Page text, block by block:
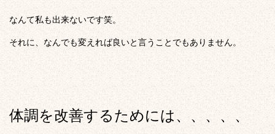
なんて私も出来ないです笑。
それに、なんでも変えれば良いと言うことでもありません。
体調を改善するためには、、、、、